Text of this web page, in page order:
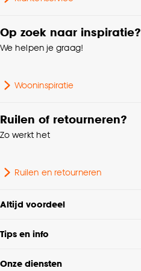
Kleurtint
Krimptolerantie
Wasvoorschriften
Soort stof
Gewicht gram per m2
Op zoek naar inspiratie?
We helpen je graag!
Wooninspiratie
Ruilen of retourneren?
Zo werkt het
Ruilen en retourneren
Altijd voordeel
Tips en info
Onze diensten